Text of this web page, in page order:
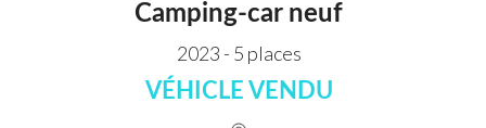
Camping-car neuf
2023 - 5 places
VÉHICLE VENDU